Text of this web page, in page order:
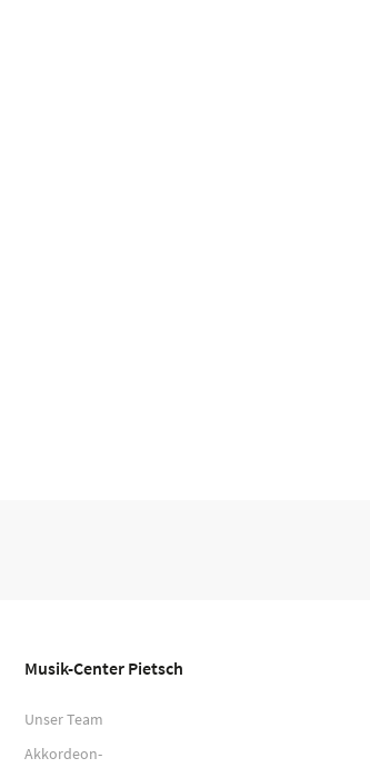
Musik-Center Pietsch
Unser Team
Akkordeon-